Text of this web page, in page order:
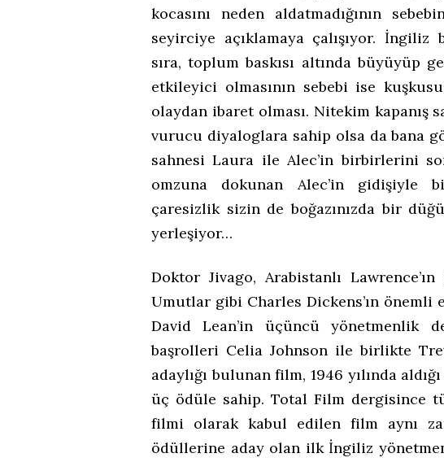
kocasını neden aldatmadığının
seyirciye açıklamaya çalışıyor.
sıra, toplum baskısı altında büyüyüp
etkileyici olmasının sebebi ise
olaydan ibaret olması. Nitekim
vurucu diyaloglara sahip olsa da bana
sahnesi Laura ile Alec’in birbirlerini
omzuna dokunan Alec’in gidişiyle
çaresizlik sizin de boğazınızda bir
yerleşiyor…
Doktor Jivago, Arabistanlı
Umutlar gibi Charles Dickens’ın önemli
David Lean’in üçüncü yönetmenlik
başrolleri Celia Johnson ile birlikte
adaylığı bulunan film, 1946 yılında
üç ödüle sahip. Total Film dergisince
filmi olarak kabul edilen film aynı
ödüllerine aday olan ilk İngiliz yönetmen